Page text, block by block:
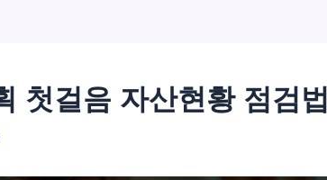
첫걸음 자산현황 점검법